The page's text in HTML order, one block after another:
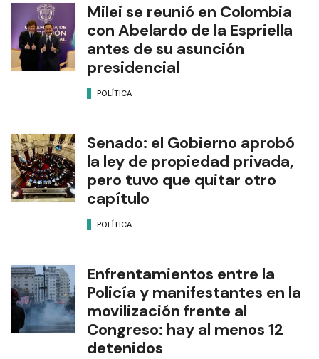
Milei se reunió en Colombia
con Abelardo de la Espriella
antes de su asunción
presidencial
POLÍTICA
Senado: el Gobierno aprobó
la ley de propiedad privada,
pero tuvo que quitar otro
capítulo
POLÍTICA
Enfrentamientos entre la
Policía y manifestantes en la
movilización frente al
Congreso: hay al menos 12
detenidos